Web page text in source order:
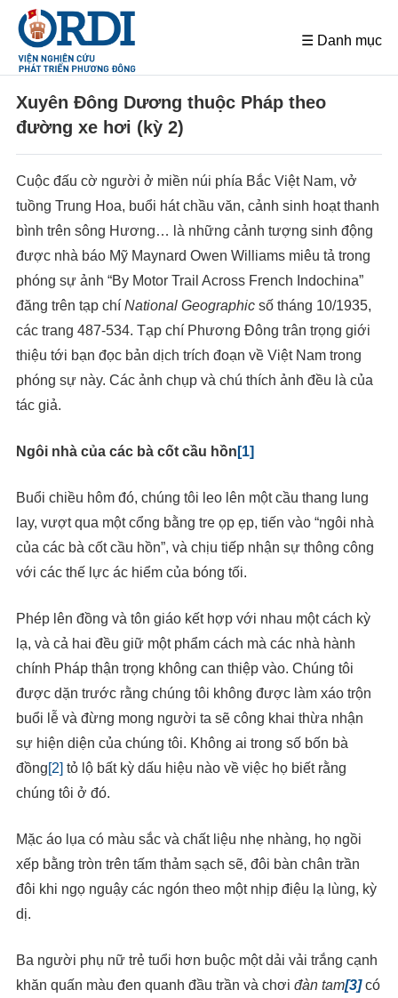
☰ Danh mục
Xuyên Đông Dương thuộc Pháp theo
đường xe hơi (kỳ 2)
Cuộc đấu cờ người ở miền núi phía Bắc Việt Nam, vở
tuồng Trung Hoa, buổi hát chầu văn, cảnh sinh hoạt thanh
bình trên sông Hương… là những cảnh tượng sinh động
được nhà báo Mỹ Maynard Owen Williams miêu tả trong
phóng sự ảnh “By Motor Trail Across French Indochina”
đăng trên tạp chí National Geographic số tháng 10/1935,
các trang 487-534. Tạp chí Phương Đông trân trọng giới
thiệu tới bạn đọc bản dịch trích đoạn về Việt Nam trong
phóng sự này. Các ảnh chụp và chú thích ảnh đều là của
tác giả.
Ngôi nhà của các bà cốt cầu hồn [1]
Buổi chiều hôm đó, chúng tôi leo lên một cầu thang lung
lay, vượt qua một cổng bằng tre ọp ẹp, tiến vào “ngôi nhà
của các bà cốt cầu hồn”, và chịu tiếp nhận sự thông công
với các thế lực ác hiểm của bóng tối.
Phép lên đồng và tôn giáo kết hợp với nhau một cách kỳ
lạ, và cả hai đều giữ một phẩm cách mà các nhà hành
chính Pháp thận trọng không can thiệp vào. Chúng tôi
được dặn trước rằng chúng tôi không được làm xáo trộn
buổi lễ và đừng mong người ta sẽ công khai thừa nhận
sự hiện diện của chúng tôi. Không ai trong số bốn bà
đồng[2] tỏ lộ bất kỳ dấu hiệu nào về việc họ biết rằng
chúng tôi ở đó.
Mặc áo lụa có màu sắc và chất liệu nhẹ nhàng, họ ngồi
xếp bằng tròn trên tấm thảm sạch sẽ, đôi bàn chân trần
đôi khi ngọ nguậy các ngón theo một nhịp điệu lạ lùng, kỳ
dị.
Ba người phụ nữ trẻ tuổi hơn buộc một dải vải trắng cạnh
khăn quấn màu đen quanh đầu trần và chơi đàn tam[3] có